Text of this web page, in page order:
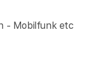
- Mobilfunk etc